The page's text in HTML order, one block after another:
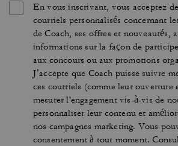
En vous inscrivant, vous acceptez
courriels personnalisés concernant
de Coach, ses offres et nouveautés,
informations sur la façon de
aux concours ou aux promotions
J’accepte que Coach puisse suivre
ces courriels (comme leur ouverture
mesurer l'engagement vis-à-vis de
personnaliser leur contenu et
nos campagnes marketing. Vous
consentement à tout moment.